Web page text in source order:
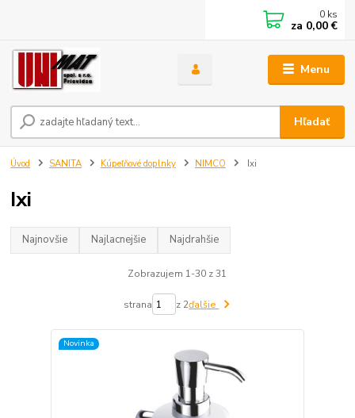
Menu
Hľadať
0 ks
za 0,00 €
Úvod SANITA Kúpeľňové doplnky NIMCO Ixi
Ixi
Najnovšie Najlacnejšie Najdrahšie
Zobrazujem 1-30 z 31
strana z 2ďalšie
Novinka